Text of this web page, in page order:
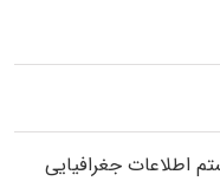
اطلاعات جغرافیایی